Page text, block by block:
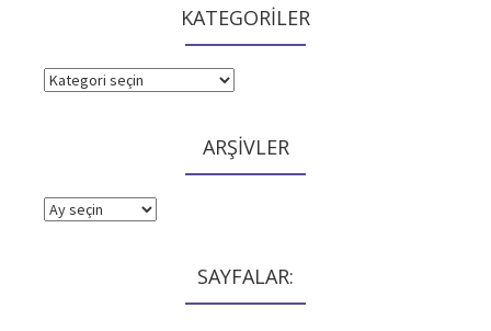
KATEGORİLER
KATEGORİLER
ARŞİVLER
ARŞİVLER
SAYFALAR: